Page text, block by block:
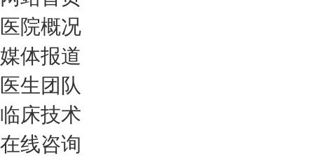
医院概况
媒体报道
医生团队
临床技术
在线咨询